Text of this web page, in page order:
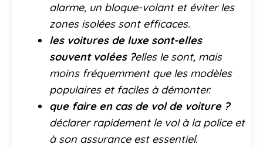
alarme, un bloque-volant et éviter les
zones isolées sont efficaces.
les voitures de luxe sont-elles
souvent volées ?elles le sont, mais
moins fréquemment que les modèles
populaires et faciles à démonter.
que faire en cas de vol de voiture ?
déclarer rapidement le vol à la police et
à son assurance est essentiel.